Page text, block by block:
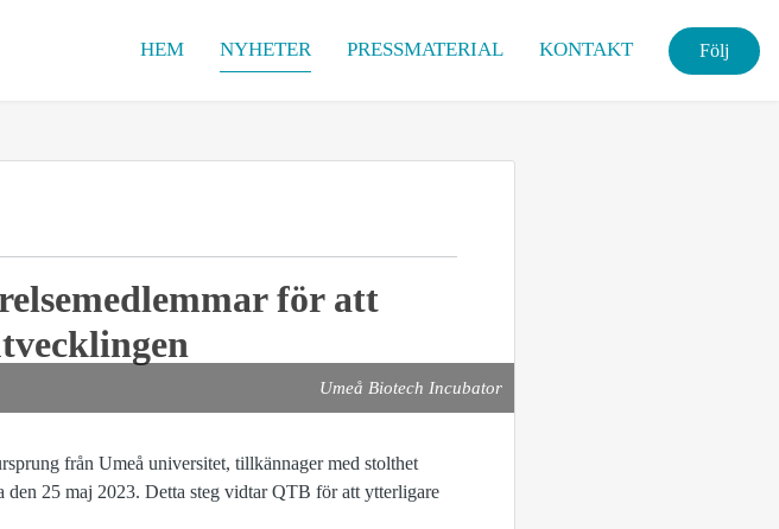
HEM NYHETER PRESSMATERIAL KONTAKT Följ
för att
Umeå Biotech Incubator
från Umeå universitet, tillkännager med stolthet
den 25 maj 2023. Detta steg vidtar QTB för att ytterligare